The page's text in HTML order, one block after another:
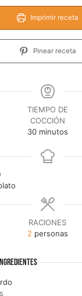
Imprimir receta
Pinear receta
TIEMPO DE
COCCIÓN
30minutos
minutos
RACIONES
2 personas
INGREDIENTES